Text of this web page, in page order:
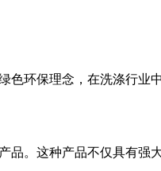
环保理念，在洗涤行业
。这种产品不仅具有强